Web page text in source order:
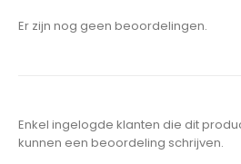
Er zijn nog geen beoordelingen.
Enkel ingelogde klanten die dit
kunnen een beoordeling schrijven.